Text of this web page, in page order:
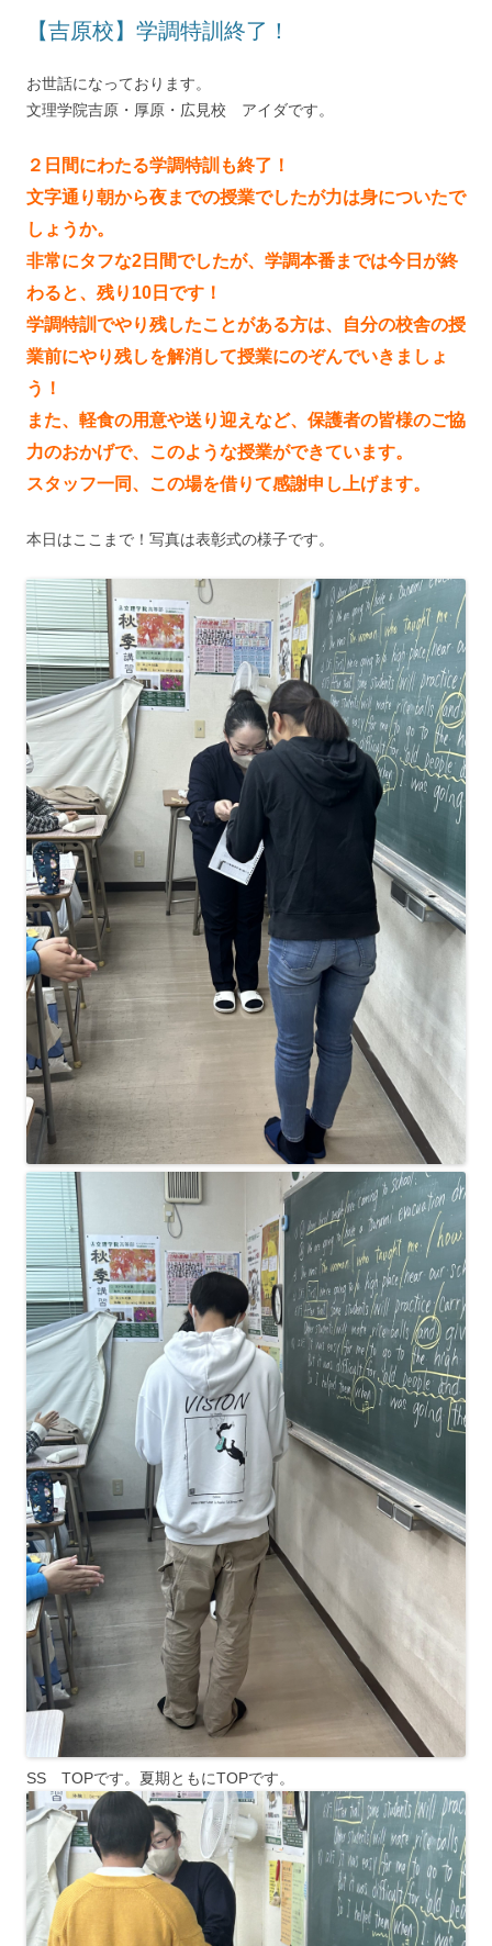
【吉原校】学調特訓終了！
お世話になっております。
文理学院吉原・厚原・広見校 アイダです。
２日間にわたる学調特訓も終了！
文字通り朝から夜までの授業でしたが力は身についたで
しょうか。
非常にタフな2日間でしたが、学調本番までは今日が終
わると、残り10日です！
学調特訓でやり残したことがある方は、自分の校舎の授
業前にやり残しを解消して授業にのぞんでいきましょ
う！
また、軽食の用意や送り迎えなど、保護者の皆様のご協
力のおかげで、このような授業ができています。
スタッフ一同、この場を借りて感謝申し上げます。
本日はここまで！写真は表彰式の様子です。
SS TOPです。夏期ともにTOPです。